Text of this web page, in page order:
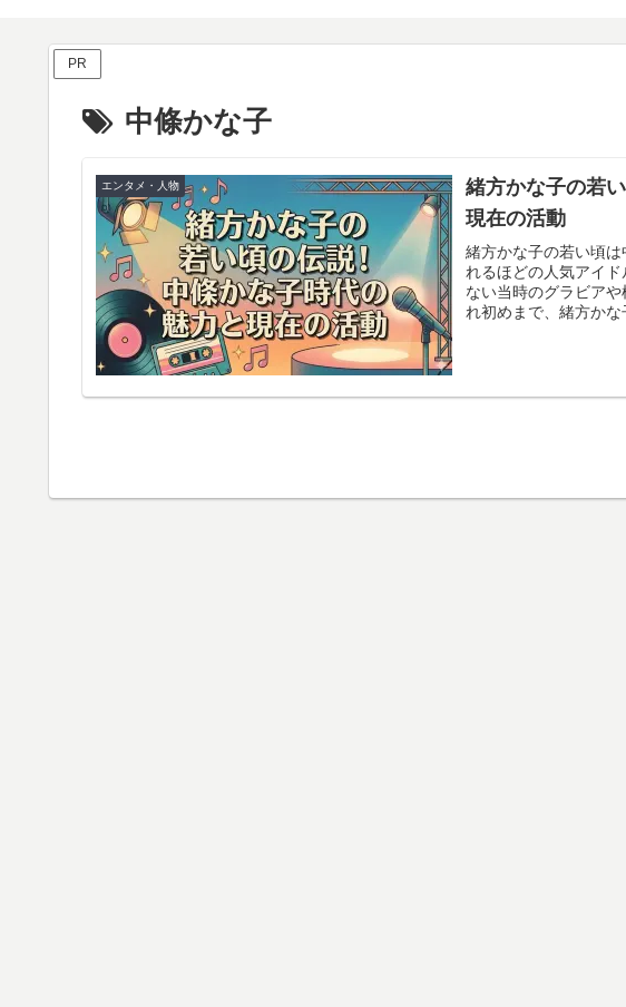
PR
中條かな子
エンタメ・人物
緒方かな子の若
現在の活動
緒方かな子の若い頃
れるほどの人気アイ
ない当時のグラビア
れ初めまで、緒方かな